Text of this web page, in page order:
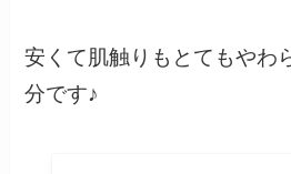
安くて肌触りもとてもやわ
分です♪